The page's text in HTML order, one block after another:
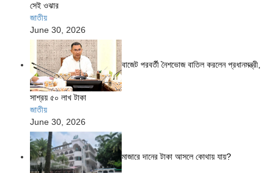
সেই ওঝার
জাতীয়
June 30, 2026
বাজেট পরবর্তী নৈশভোজ বাতিল করলেন প্রধানমন্ত্রী,
সাশ্রয় ৫০ লাখ টাকা
জাতীয়
June 30, 2026
মাজারে দানের টাকা আসলে কোথায় যায়?